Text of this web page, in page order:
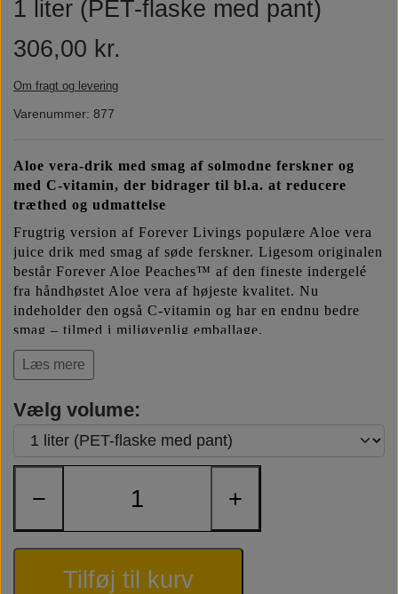
FAQ om emballage
FAQ om ingredienser
1 liter (PET-flaske med pant)
306,00 kr.
Om fragt og levering
Varenummer: 877
Aloe vera-drik med smag af solmodne ferskner og
med C-vitamin, der bidrager til bl.a. at reducere
træthed og udmattelse
Frugtrig version af Forever Livings populære Aloe vera
juice drik med smag af søde ferskner. Ligesom originalen
består Forever Aloe Peaches™ af den fineste indergelé
fra håndhøstet Aloe vera af højeste kvalitet. Nu
indeholder den også C-vitamin og har en endnu bedre
smag – tilmed i miljøvenlig emballage.
*) Ved de nye 1-liter PET-flasker udgør pantbeløbet kr.
3,-. Når flasken er tom, kan du indløse panten, hvor du
plejer at indløse pantemballage.
PET-emballager her >
Læs mere
Vælg volume:
− +
Tilføj til kurv